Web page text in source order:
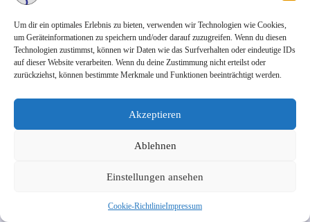
Um dir ein optimales Erlebnis zu bieten, verwenden wir Technologien wie Cookies,
um Geräteinformationen zu speichern und/oder darauf zuzugreifen. Wenn du diesen
Technologien zustimmst, können wir Daten wie das Surfverhalten oder eindeutige IDs
auf dieser Website verarbeiten. Wenn du deine Zustimmung nicht erteilst oder
zurückziehst, können bestimmte Merkmale und Funktionen beeinträchtigt werden.
Akzeptieren
Ablehnen
Einstellungen ansehen
Cookie-RichtlinieImpressum
tet und ein gro­ßes Hüt­ten­feu­er auf die Bei­ne gestellt.
Da sehr vie­le jugend­li­che Hel­fer mit an Bord waren, ist die Hoff­nung
groß, dass die­ser alte Brauch wei­ter­hin Bestand hat.
Vie­len Dank an alle Helfer!